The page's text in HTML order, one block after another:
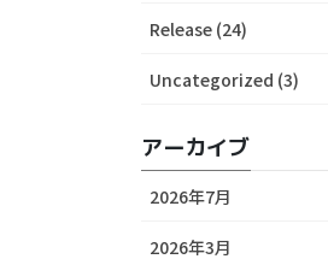
Release (24)
Uncategorized (3)
アーカイブ
2026年7月
2026年3月